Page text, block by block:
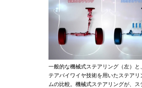
一般的な機械式ステアリング（左）と
テアバイワイヤ技術を用いたステアリ
ムの比較。機械式ステアリングが、ス